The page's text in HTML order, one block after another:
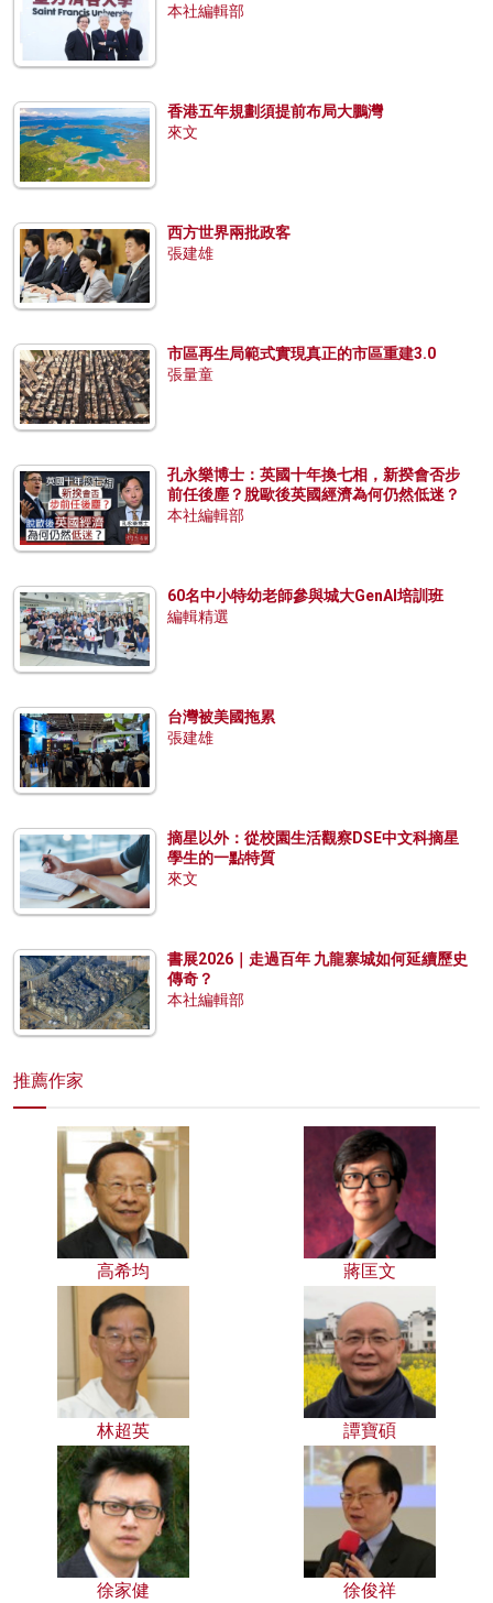
本社編輯部
香港五年規劃須提前布局大鵬灣
來文
西方世界兩批政客
張建雄
市區再生局範式實現真正的市區重建3.0
張量童
孔永樂博士：英國十年換七相，新揆會否步
前任後塵？脫歐後英國經濟為何仍然低迷？
本社編輯部
60名中小特幼老師參與城大GenAI培訓班
編輯精選
台灣被美國拖累
張建雄
摘星以外：從校園生活觀察DSE中文科摘星
學生的一點特質
來文
書展2026｜走過百年 九龍寨城如何延續歷史
傳奇？
本社編輯部
推薦作家
高希均 蔣匡文
林超英 譚寶碩
徐家健 徐俊祥